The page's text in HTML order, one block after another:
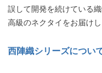
誤して開発を続けている
高級のネクタイをお届けし
西陣織シリーズについ